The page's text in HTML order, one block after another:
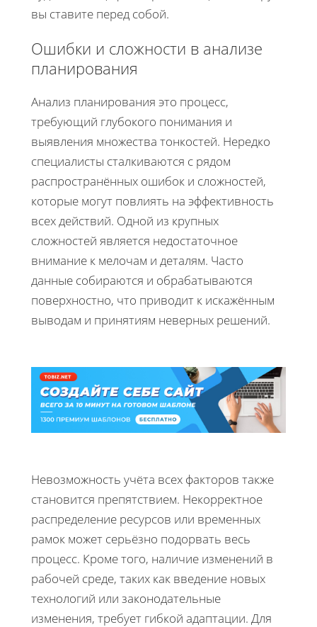
вы ставите перед собой.
Ошибки и сложности в анализе
планирования
Анализ планирования это процесс,
требующий глубокого понимания и
выявления множества тонкостей. Нередко
специалисты сталкиваются с рядом
распространённых ошибок и сложностей,
которые могут повлиять на эффективность
всех действий. Одной из крупных
сложностей является недостаточное
внимание к мелочам и деталям. Часто
данные собираются и обрабатываются
поверхностно, что приводит к искажённым
выводам и принятиям неверных решений.
Невозможность учёта всех факторов также
становится препятствием. Некорректное
распределение ресурсов или временных
рамок может серьёзно подорвать весь
процесс. Кроме того, наличие изменений в
рабочей среде, таких как введение новых
технологий или законодательные
изменения, требует гибкой адаптации. Для